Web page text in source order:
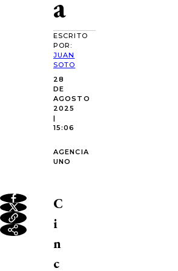
ESCRITO
POR:
JUAN
SOTO
28
DE
AGOSTO
2025
|
15:06
AGENCIA
UNO
C
i
n
c